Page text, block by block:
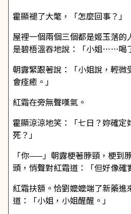
霍顯褪了大氅，「怎麼回事？」
屋裡一個兩個三個都是姬玉落的
是碧梧溫吞地說：「小姐……喝
朝露緊跟著說：「小姐說，輕微
會痊癒。」
紅霜在旁無聲嘆氣。
霍顯涼涼地笑：「七日？妳確
死？」
「你——」朝露梗著脖頸，梗到
頭，悄聲對紅霜道：「但好像確
紅霜扶額。恰劉嬤嬤端了新藥進
道：「小姐，小姐醒醒。」